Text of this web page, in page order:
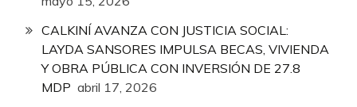
CALKINÍ AVANZA CON JUSTICIA SOCIAL:
LAYDA SANSORES IMPULSA BECAS, VIVIENDA
Y OBRA PÚBLICA CON INVERSIÓN DE 27.8
MDP abril 17, 2026